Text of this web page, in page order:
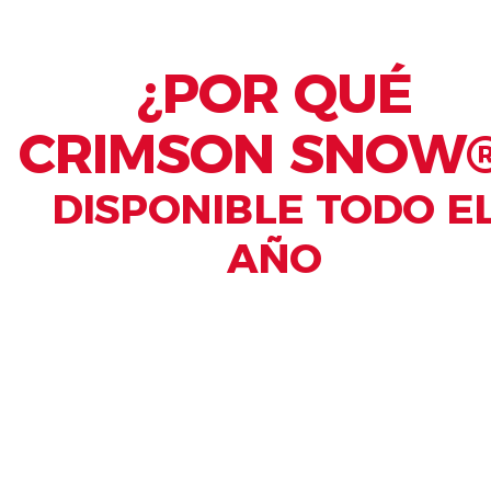
¿POR QUÉ
CRIMSON
DISPONIBLE TODO
AÑO